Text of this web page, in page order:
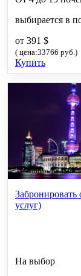
выбирается в
от 391 $
( цена:33766 руб.)
Купить
Забронировать
услуг)
На выбор